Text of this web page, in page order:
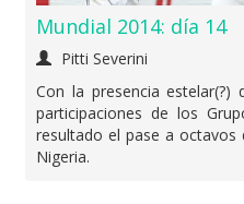
Mundial 2014: día 14
Pitti Severini
Con la presencia estelar(?)
participaciones de los
resultado el pase a octavos
Nigeria.